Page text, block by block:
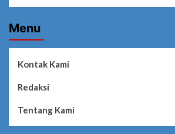
Menu
Kontak Kami
Redaksi
Tentang Kami